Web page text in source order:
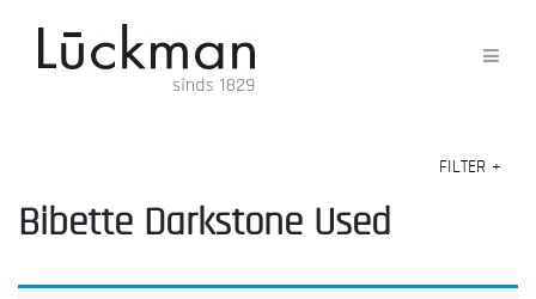
FILTER +
Bibette Darkstone Used